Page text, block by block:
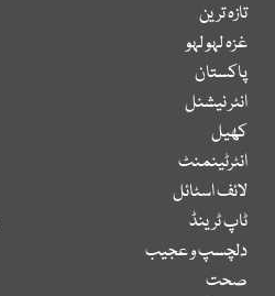
تازہ ترین
غزہ لہو لہو
پاکستان
انٹر نیشنل
کھیل
انٹرٹینمنٹ
لائف اسٹائل
ٹاپ ٹرینڈ
دلچسپ و عجیب
صحت